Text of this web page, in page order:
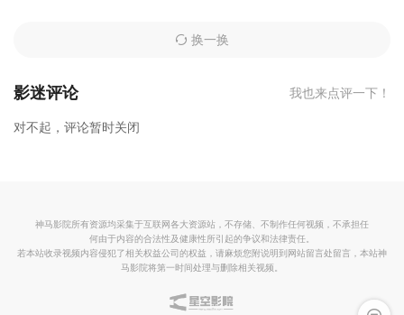
相关赞助院线：策驰影院，星辰影院，星空影院，西
换一换
影迷评论 我也来点评一下！
对不起，评论暂时关闭
神马影院所有资源均采集于互联网各大资源站，不存储、不制作任何视频，不承担任
何由于内容的合法性及健康性所引起的争议和法律责任。
若本站收录视频内容侵犯了相关权益公司的权益，请麻烦您附说明到网站留言处留言，本站神
马影院将第一时间处理与删除相关视频。